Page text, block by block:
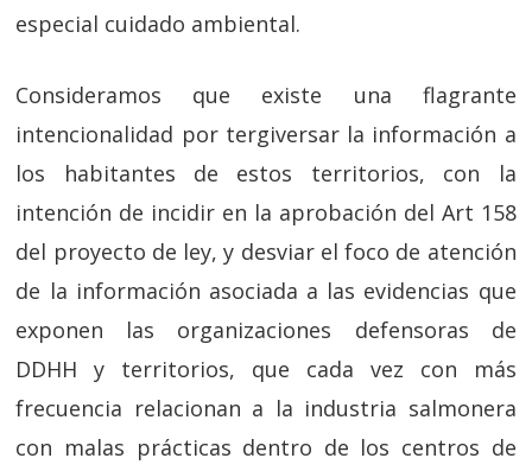
especial cuidado ambiental.
Consideramos que existe una flagrante
intencionalidad por tergiversar la información a
los habitantes de estos territorios, con la
intención de incidir en la aprobación del Art 158
del proyecto de ley, y desviar el foco de atención
de la información asociada a las evidencias que
exponen las organizaciones defensoras de
DDHH y territorios, que cada vez con más
frecuencia relacionan a la industria salmonera
con malas prácticas dentro de los centros de